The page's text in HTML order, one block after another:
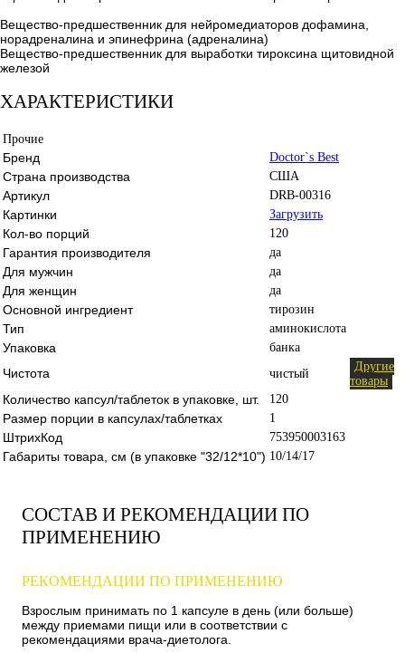
Вещество-предшественник для нейромедиаторов дофамина,
норадреналина и эпинефрина (адреналина)
Вещество-предшественник для выработки тироксина щитовидной
железой
ХАРАКТЕРИСТИКИ
Прочие
Бренд Doctor`s Best
Страна производства США
Артикул DRB-00316
Картинки Загрузить
Кол-во порций 120
Гарантия производителя да
Для мужчин да
Для женщин да
Основной ингредиент тирозин
Тип аминокислота
Упаковка банка
Чистота чистый
Другие
товары
Количество капсул/таблеток в упаковке, шт. 120
Размер порции в капсулах/таблетках 1
ШтрихКод 753950003163
Габариты товара, см (в упаковке "32/12*10") 10/14/17
СОСТАВ И РЕКОМЕНДАЦИИ ПО
ПРИМЕНЕНИЮ
РЕКОМЕНДАЦИИ ПО ПРИМЕНЕНИЮ
Взрослым принимать по 1 капсуле в день (или больше)
между приемами пищи или в соответствии с
рекомендациями врача-диетолога.